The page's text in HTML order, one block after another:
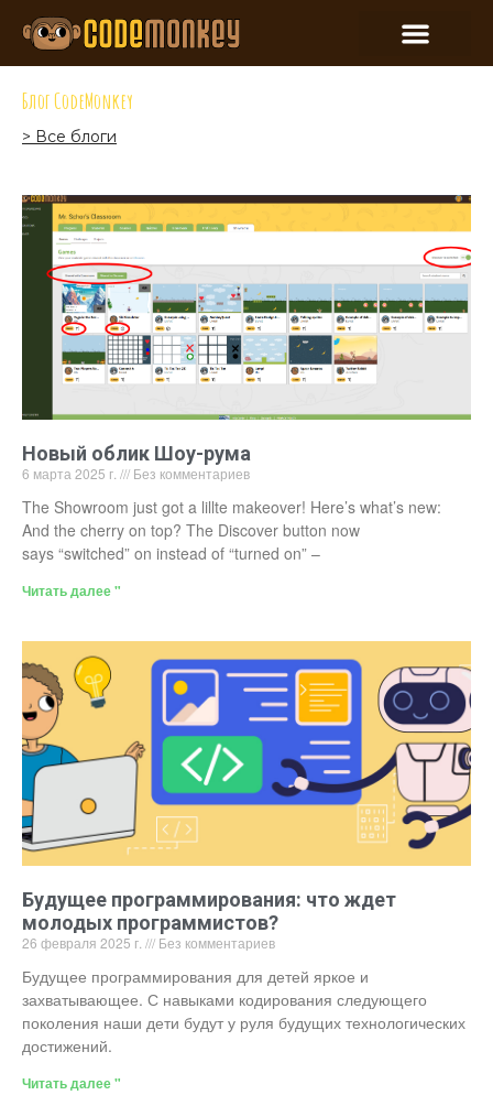
Блог CodeMonkey
> Все блоги
Новый облик Шоу-рума
6 марта 2025 г. Без комментариев
The Showroom just got a lillte makeover! Here’s what’s new:
And the cherry on top? The Discover button now
says “switched” on instead of “turned on” –
Читать далее "
Будущее программирования: что ждет
молодых программистов?
26 февраля 2025 г. Без комментариев
Будущее программирования для детей яркое и
захватывающее. С навыками кодирования следующего
поколения наши дети будут у руля будущих технологических
достижений.
Читать далее "